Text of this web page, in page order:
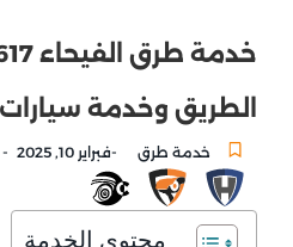
الطريق وخدمة
خدمة طرق -فبراير 10, 2025 -
محتوى الخدمة